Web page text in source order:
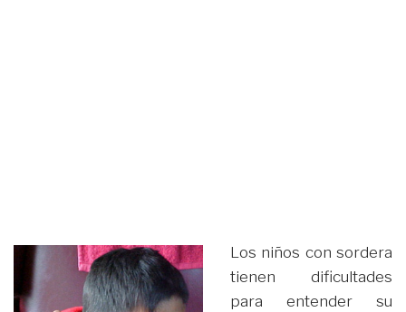
Los niños con sordera
tienen dificultades
para entender su